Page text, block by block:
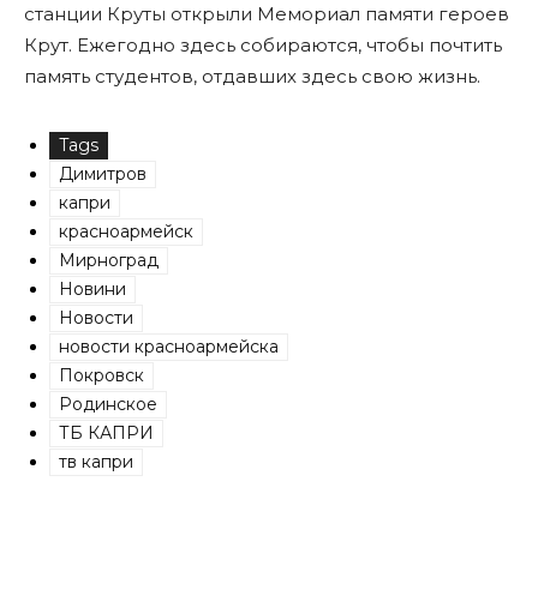
станции Круты открыли Мемориал памяти героев
Крут. Ежегодно здесь собираются, чтобы почтить
память студентов, отдавших здесь свою жизнь.
Tags
Димитров
капри
красноармейск
Мирноград
Новини
Новости
новости красноармейска
Покровск
Родинское
ТБ КАПРИ
тв капри